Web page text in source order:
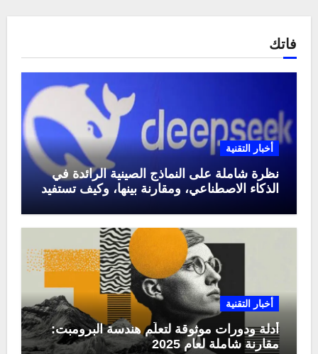
فاتك
أخبار التقنية
نظرة شاملة على النماذج الصينية الرائدة في
الذكاء الاصطناعي، ومقارنة بينها، وكيف تستفيد
أخبار التقنية
أدلة ودورات موثوقة لتعلّم هندسة البرومبت:
مقارنة شاملة لعام 2025